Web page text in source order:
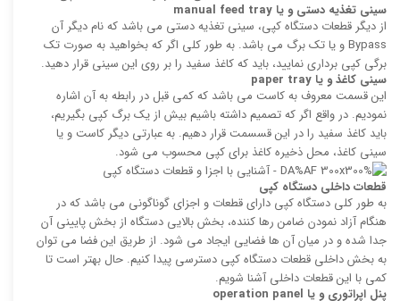
سینی تغذیه دستی و یا manual feed tray
از دیگر قطعات دستگاه کپی، سینی تغذیه دستی می باشد که نام دیگر آن
Bypass و یا تک برگ می باشد. به طور کلی اگر که بخواهید به صورت تک
برگی کپی برداری نمایید، باید که کاغذ سفید را بر روی این سینی قرار دهید.
سینی کاغذ و یا paper tray
این قسمت معروف به کاست می باشد که کمی قبل در رابطه به آن اشاره
نمودیم. در واقع اگر که تصمیم داشته باشیم بیش از یک برگ کپی بگیریم،
باید کاغذ سفید را در این قسسمت قرار دهیم. به عبارتی دیگر کاست و یا
سینی کاغذ، محل ذخیره کاغذ برای کپی محسوب می شود.
قطعات داخلی دستگاه کپی
به طور کلی دستگاه کپی دارای قطعات و اجزای گوناگونی می باشد که در
هنگام آزاد نمودن ضامن رها کننده، بخش بالایی دستگاه از بخش پایینی آن
جدا شده و در میان آن ها فضایی ایجاد می شود. از طریق این فضا می توان
به بخش داخلی قطعات دستگاه کپی دسترسی پیدا کنیم. حال بهتر است تا
کمی با این قطعات داخلی آشنا شویم.
پنل اپراتوری و یا operation panel